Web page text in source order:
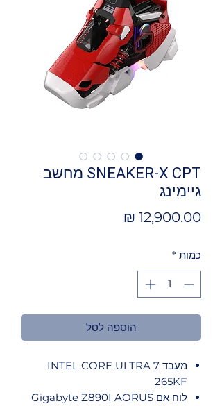
SNEAKER-X CPT מחשב
גיימינג
כמות *
הוספה לסל
מעבד INTEL CORE ULTRA 7
265KF
לוח אם Gigabyte Z890I AORUS